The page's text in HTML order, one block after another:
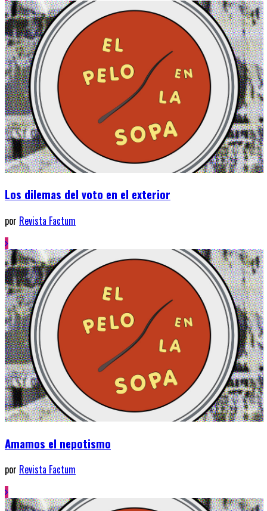
Los dilemas del voto en el exterior
por Revista Factum
Amamos el nepotismo
por Revista Factum